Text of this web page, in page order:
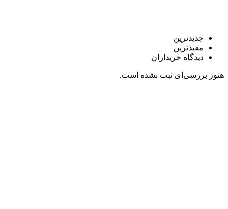
جدیدترین
مفیدترین
دیدگاه خریداران
هنوز بررسی‌ای ثبت نشده است.